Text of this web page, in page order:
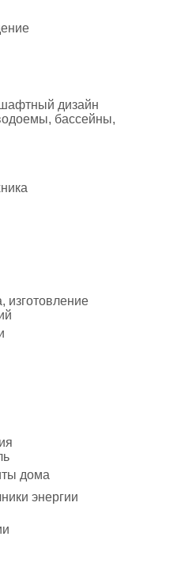
дизайн
бассейны,
изготовление
дома
энергии